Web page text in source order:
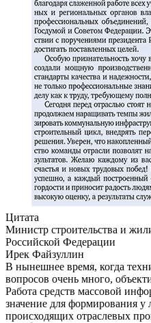
Цитата
Министр строительства и
Российской Федерации
Ирек Файзуллин
В нынешнее время, когда
вопросов очень много,
Работа средств массовой
значение для формирования
происходящих отраслевых